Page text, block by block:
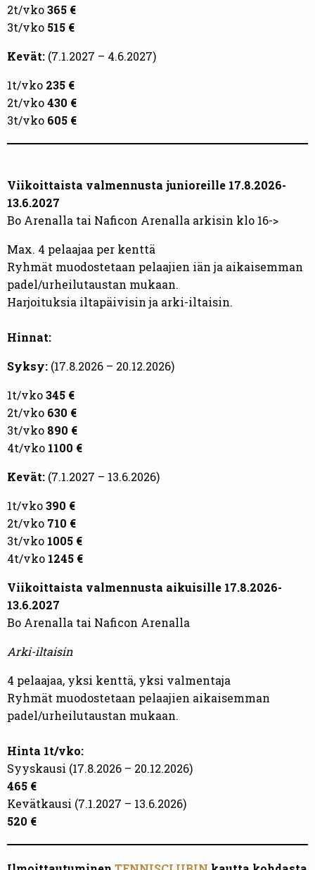
2t/vko365 €
3t/vko 515 €
Kevät: (7.1.2027 – 4.6.2027)
1t/vko 235 €
2t/vko430 €
3t/vko 605 €
Viikoittaista valmennusta junioreille 17.8.2026-
13.6.2027
Bo Arenalla tai Naficon Arenalla arkisin klo 16->
Max. 4 pelaajaa per kenttä
Ryhmät muodostetaan pelaajien iän ja aikaisemman
padel/urheilutaustan mukaan.
Harjoituksia iltapäivisin ja arki-iltaisin.
Hinnat:
Syksy: (17.8.2026 – 20.12.2026)
1t/vko345 €
2t/vko 630 €
3t/vko 890 €
4t/vko 1100 €
Kevät: (7.1.2027 – 13.6.2026)
1t/vko390 €
2t/vko 710 €
3t/vko 1005 €
4t/vko 1245 €
Viikoittaista valmennusta aikuisille 17.8.2026-
13.6.2027
Bo Arenalla tai Naficon Arenalla
Arki-iltaisin
4 pelaajaa, yksi kenttä, yksi valmentaja
Ryhmät muodostetaan pelaajien aikaisemman
padel/urheilutaustan mukaan.
Hinta 1t/vko:
Syyskausi (17.8.2026 – 20.12.2026)
465 €
Kevätkausi (7.1.2027 – 13.6.2026)
520 €